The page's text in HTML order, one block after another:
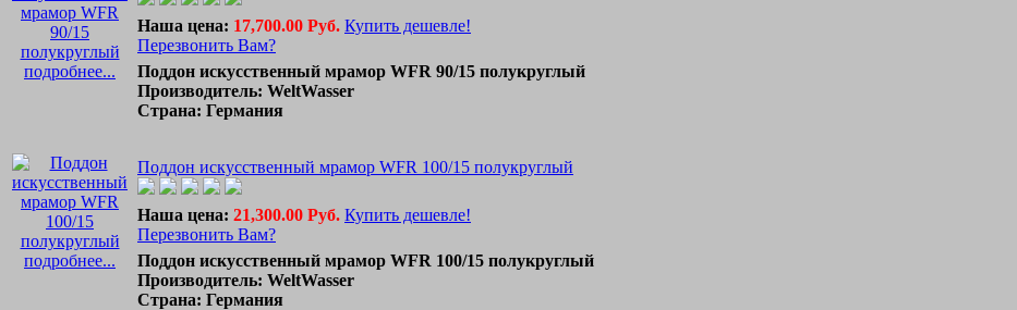
подробнее...
Наша цена: 17,700.00 Руб. Купить дешевле!
Перезвонить Вам?
Поддон искусственный мрамор WFR 90/15 полукруглый
Производитель: WeltWasser
Страна: Германия
подробнее...
Поддон искусственный мрамор WFR 100/15 полукруглый
Наша цена: 21,300.00 Руб. Купить дешевле!
Перезвонить Вам?
Поддон искусственный мрамор WFR 100/15 полукруглый
Производитель: WeltWasser
Страна: Германия